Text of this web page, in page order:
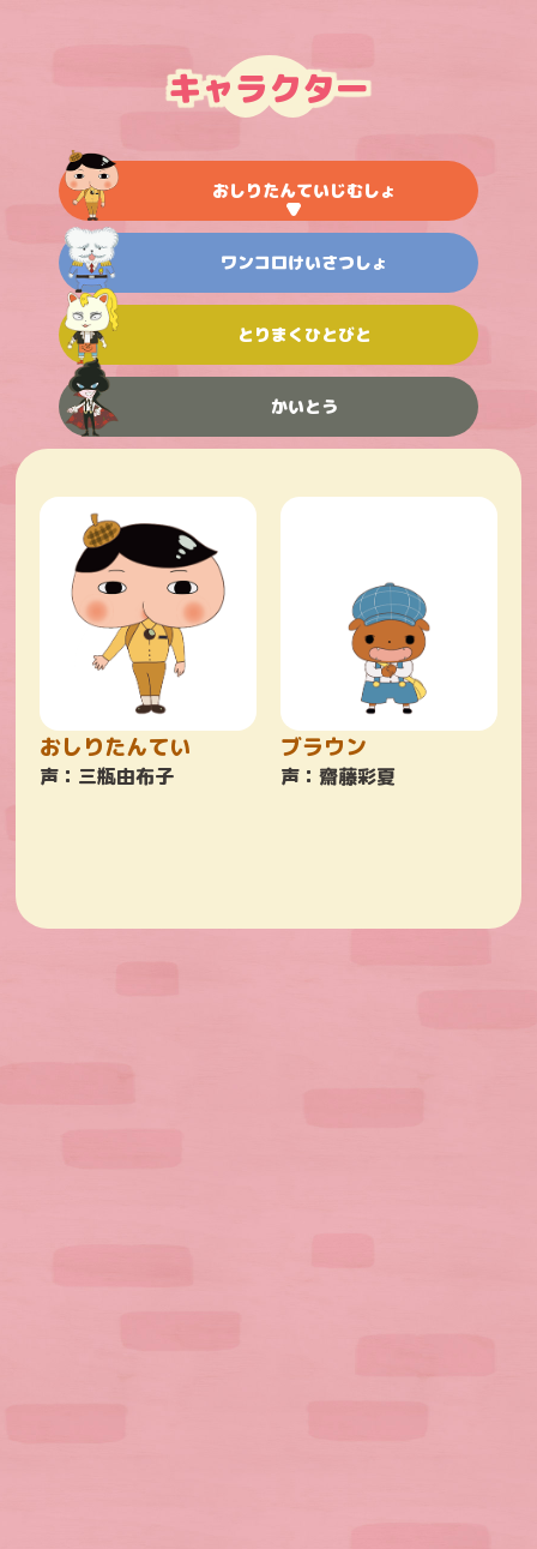
キャラクター
おしりたんていじむしょ
ワンコロけいさつしょ
とりまくひとびと
かいとう
おしりたんてい
声：三瓶由布子
ブラウン
声：齋藤彩夏